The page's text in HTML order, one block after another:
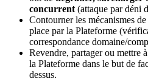
concurrent (attaque par déni
Contourner les mécanismes
place par la Plateforme
correspondance domaine/
Revendre, partager ou mettre
la Plateforme dans le but de
dessus.